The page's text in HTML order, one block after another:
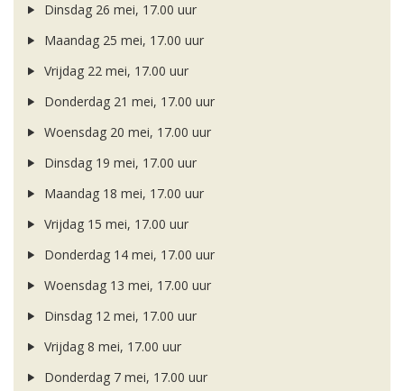
Dinsdag 26 mei, 17.00 uur
Maandag 25 mei, 17.00 uur
Vrijdag 22 mei, 17.00 uur
Donderdag 21 mei, 17.00 uur
Woensdag 20 mei, 17.00 uur
Dinsdag 19 mei, 17.00 uur
Maandag 18 mei, 17.00 uur
Vrijdag 15 mei, 17.00 uur
Donderdag 14 mei, 17.00 uur
Woensdag 13 mei, 17.00 uur
Dinsdag 12 mei, 17.00 uur
Vrijdag 8 mei, 17.00 uur
Donderdag 7 mei, 17.00 uur